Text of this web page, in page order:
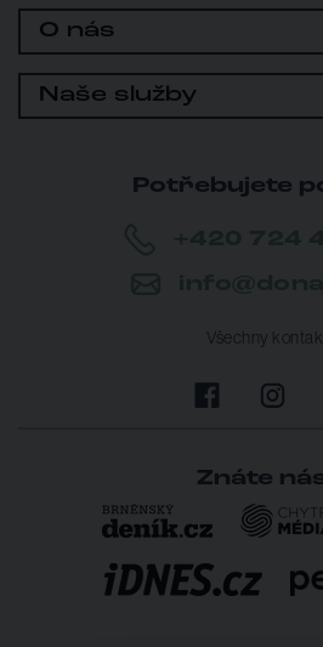
O nás
Naše služby
Potřebujete
Všechny
Znáte